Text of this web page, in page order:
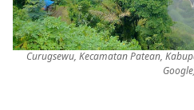
Curugsewu, Kecamatan Patean,